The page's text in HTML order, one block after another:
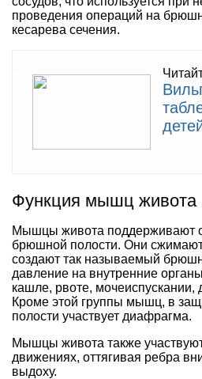
проведения операций на
кесарева сечения.
Функция мышц живота
Мышцы живота поддерживают
брюшной полости. Они
создают так называемый
давление на внутренние
кашле, рвоте, мочеиспускании,
Кроме этой группы мышц, в
полости участвует диафрагма.
Мышцы живота также
движениях, оттягивая ребра
выдоху.